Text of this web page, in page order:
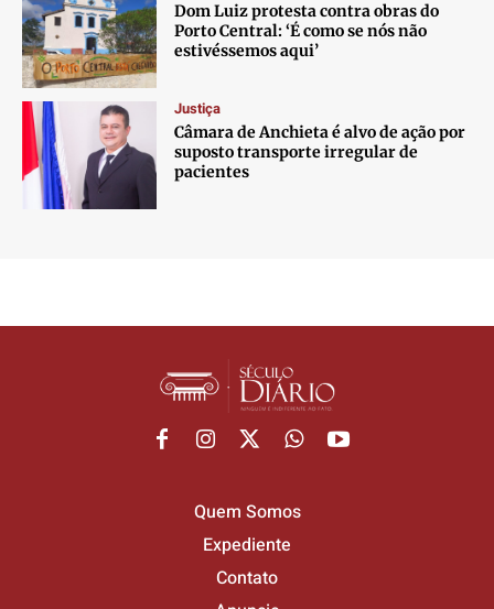
Dom Luiz protesta contra obras do
Porto Central: ‘É como se nós não
estivéssemos aqui’
Justiça
Câmara de Anchieta é alvo de ação por
suposto transporte irregular de
pacientes
Quem Somos
Expediente
Contato